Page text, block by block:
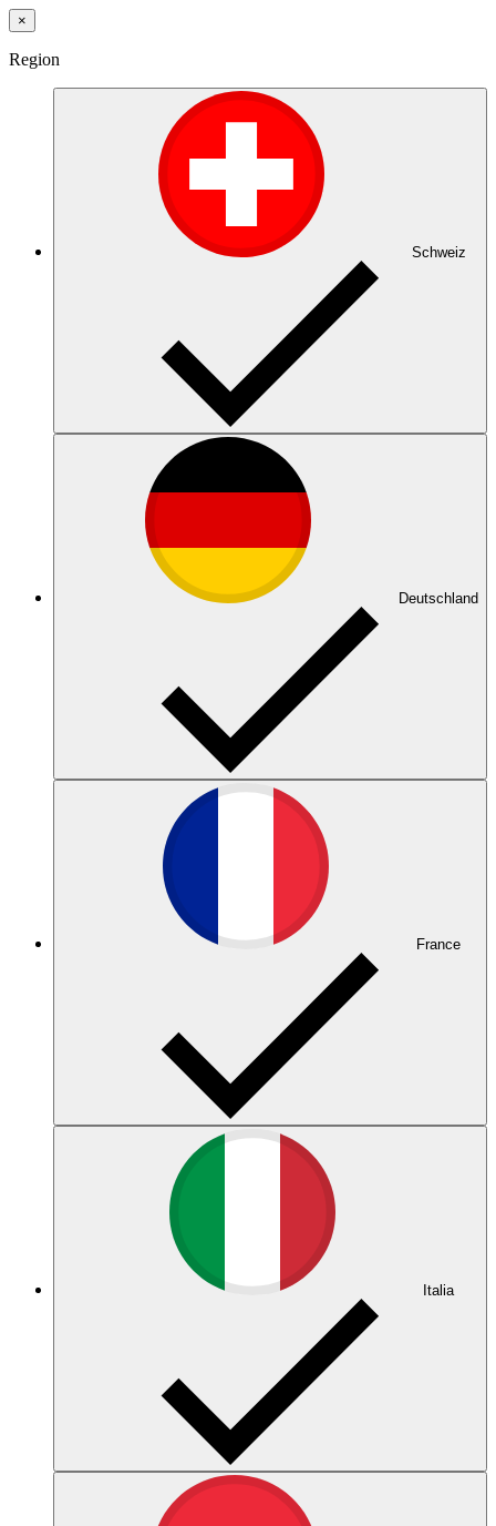
×
Region
Schweiz
Deutschland
France
Italia